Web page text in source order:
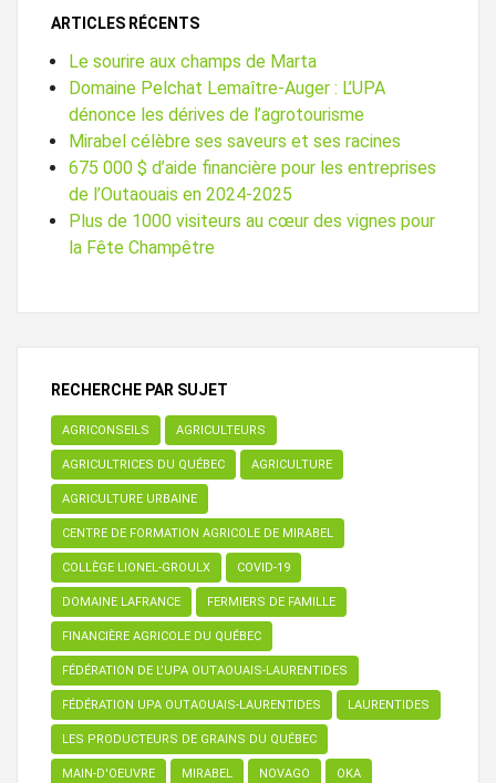
ARTICLES RÉCENTS
Le sourire aux champs de Marta
Domaine Pelchat Lemaître-Auger : L’UPA
dénonce les dérives de l’agrotourisme
Mirabel célèbre ses saveurs et ses racines
675 000 $ d’aide financière pour les entreprises
de l’Outaouais en 2024-2025
Plus de 1000 visiteurs au cœur des vignes pour
la Fête Champêtre
RECHERCHE PAR SUJET
AGRICONSEILS AGRICULTEURS
AGRICULTRICES DU QUÉBEC AGRICULTURE
AGRICULTURE URBAINE
CENTRE DE FORMATION AGRICOLE DE MIRABEL
COLLÈGE LIONEL-GROULX COVID-19
DOMAINE LAFRANCE FERMIERS DE FAMILLE
FINANCIÈRE AGRICOLE DU QUÉBEC
FÉDÉRATION DE L’UPA OUTAOUAIS-LAURENTIDES
FÉDÉRATION UPA OUTAOUAIS-LAURENTIDES LAURENTIDES
LES PRODUCTEURS DE GRAINS DU QUÉBEC
MAIN-D'OEUVRE MIRABEL NOVAGO OKA